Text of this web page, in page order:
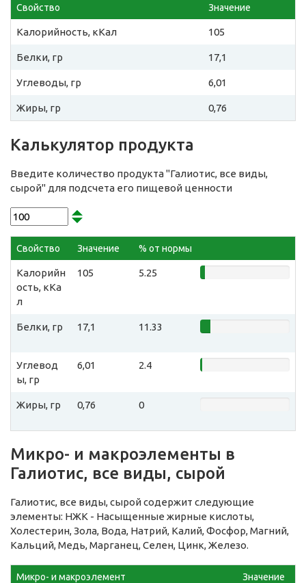
Свойство Значение
Калорийность, кКал 105
Белки, гр 17,1
Углеводы, гр 6,01
Жиры, гр 0,76
Калькулятор продукта
Введите количество продукта "Галиотис, все виды,
сырой" для подсчета его пищевой ценности
Свойство Значение % от нормы
Калорийн
ость, кКа
л
105 5.25
Белки, гр 17,1 11.33
Углевод
ы, гр
6,01 2.4
Жиры, гр 0,76 0
Микро- и макроэлементы в
Галиотис, все виды, сырой
Галиотис, все виды, сырой содержит следующие
элементы: НЖК - Насыщенные жирные кислоты,
Холестерин, Зола, Вода, Натрий, Калий, Фосфор, Магний,
Кальций, Медь, Марганец, Селен, Цинк, Железо.
Микро- и макроэлемент Значение